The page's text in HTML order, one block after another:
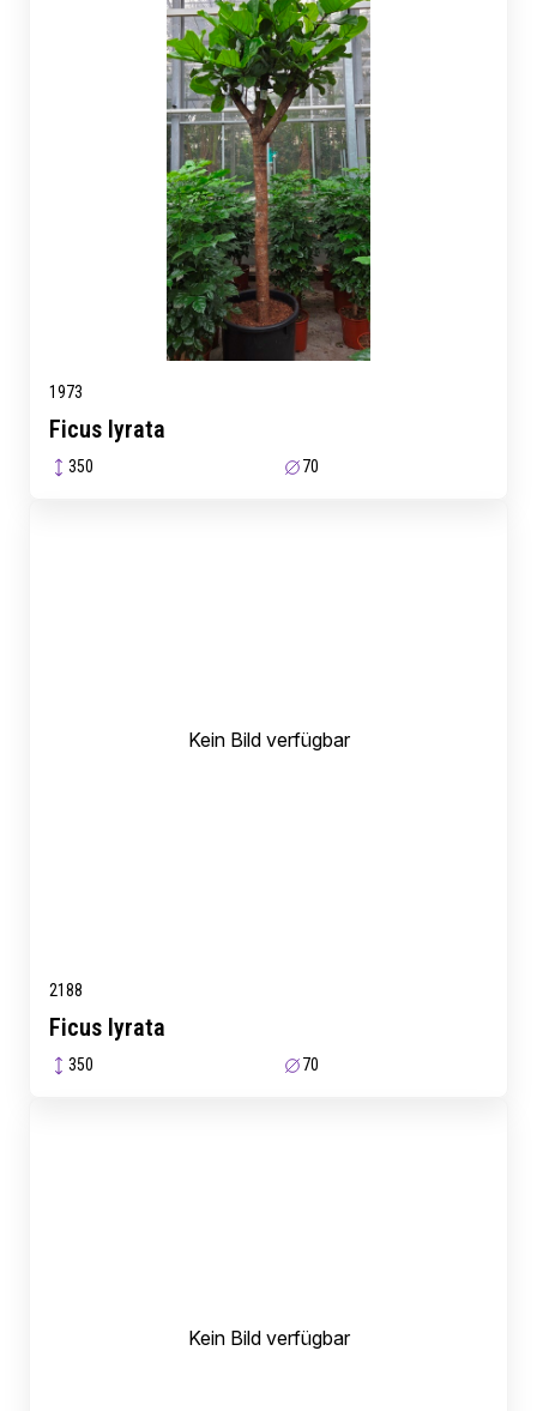
1973
Ficus lyrata
350 70
Kein Bild verfügbar
2188
Ficus lyrata
350 70
Kein Bild verfügbar